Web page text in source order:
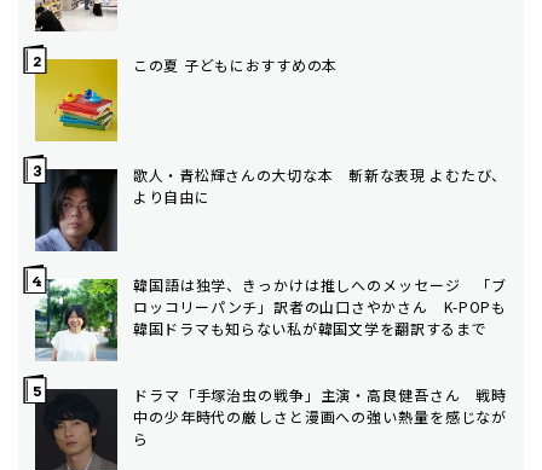
この夏 子どもにおすすめの本
歌人・青松輝さんの大切な本 斬新な表現 よむたび、
より自由に
韓国語は独学、きっかけは推しへのメッセージ 「ブ
ロッコリーパンチ」訳者の山口さやかさん K-POPも
韓国ドラマも知らない私が韓国文学を翻訳するまで
ドラマ「手塚治虫の戦争」主演・高良健吾さん 戦時
中の少年時代の厳しさと漫画への強い熱量を感じなが
ら